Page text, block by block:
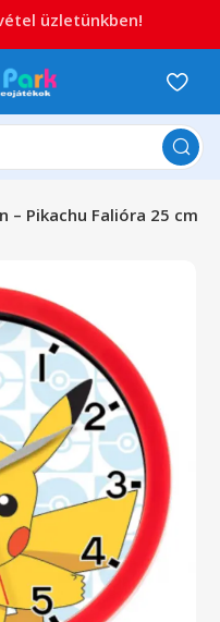
– Pikachu Falióra 25 cm
üzletünkben!